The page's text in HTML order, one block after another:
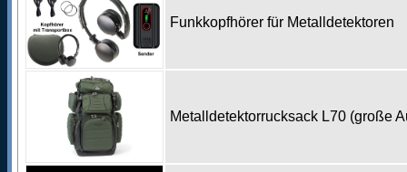
Funkkopfhörer für Metalldetektoren
Metalldetektorrucksack L70 (große